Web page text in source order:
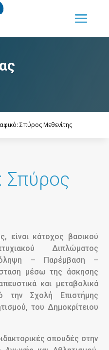
Σπύρος Μεθενίτης
Σπύρος
είναι κάτοχος βασικού
Διπλώματος
– Παρέμβαση –
μέσω της άσκησης
και μεταβολικά
την Σχολή Επιστήμης
του Δημοκρίτειου
σπουδές στην